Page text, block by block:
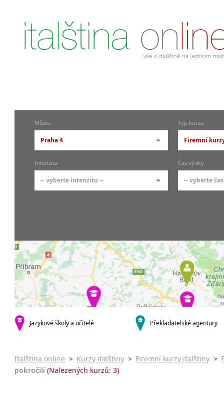
Město
Praha 4
-- vyberte město --
pražské městské části
Praha 7
Praha 9
Praha 10
krajská města
Brno
Plzeň
malá města podle abecedy
Typ kurzu
Firemní
-- vyberte
kurzy s
Online
Letní
Intenzita
-- vyberte intenzitu --
9-14 hodin týdně
20 a více hodin týdně
Čas výuky
-- vyberte
Večerní
Noční
Jazykové školy a učitelé Překladatelské agentury
Italština online > Kurzy italštiny > Firemní kurzy italštiny >
pokročilí(Nalezených kurzů: 3)